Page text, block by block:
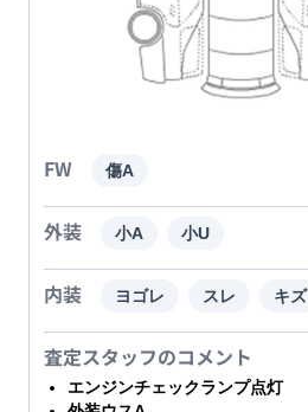
FW 傷A
外装 小A 小U
内装 ヨゴレ スレ キズ
査定スタッフのコメント
エンジンチェックランプ点灯